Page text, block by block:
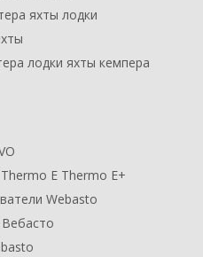
яхты лодки
лодки яхты кемпера
E Thermo E+
Webasto